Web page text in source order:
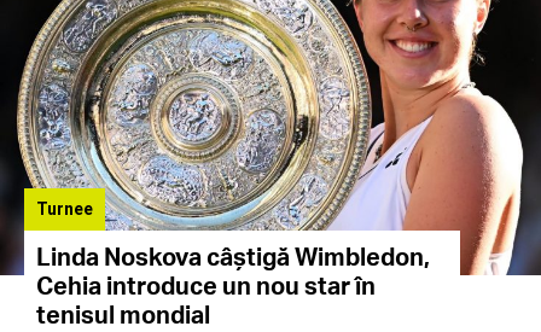
Turnee
Linda Noskova câștigă Wimbledon,
Cehia introduce un nou star în
tenisul mondial